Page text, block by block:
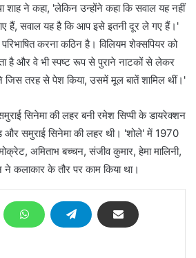
शाह ने कहा, 'लेकिन उन्होंने कहा कि सवाल यह नहीं
हैं, सवाल यह है कि आप इसे इतनी दूर ले गए हैं।'
करना कठिन है। विलियम शेक्सपियर को
है और वे भी स्पष्ट रूप से पुराने नाटकों से लेकर
तरह से पेश किया, उसमें मूल बातें शामिल थीं।'
सिनेमा की लहर बनी रमेश सिप्पी के डायरेक्शन
और समुराई सिनेमा की लहर थी। 'शोले' में 1970
अमिताभ बच्चन, संजीव कुमार, हेमा मालिनी,
कलाकार के तौर पर काम किया था।